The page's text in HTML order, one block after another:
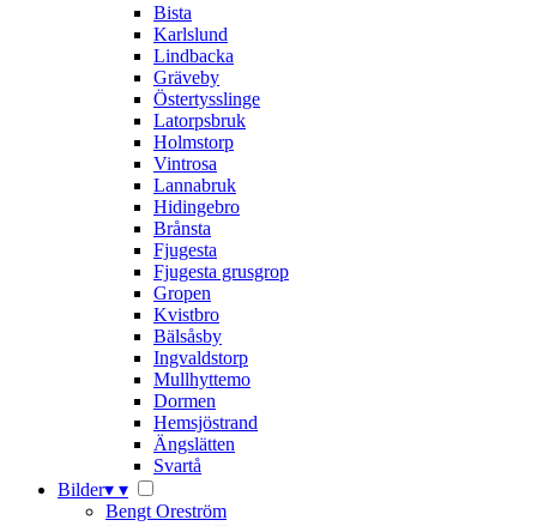
Bista
Karlslund
Lindbacka
Gräveby
Östertysslinge
Latorpsbruk
Holmstorp
Vintrosa
Lannabruk
Hidingebro
Brånsta
Fjugesta
Fjugesta grusgrop
Gropen
Kvistbro
Bälsåsby
Ingvaldstorp
Mullhyttemo
Dormen
Hemsjöstrand
Ängslätten
Svartå
Bilder▾ ▾
Bengt Oreström